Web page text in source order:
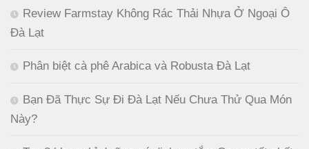
Review Farmstay Không Rác Thải Nhựa Ở Ngoại Ô
Đà Lạt
Phân biệt cà phê Arabica và Robusta Đà Lạt
Bạn Đã Thực Sự Đi Đà Lạt Nếu Chưa Thử Qua Món
Này?